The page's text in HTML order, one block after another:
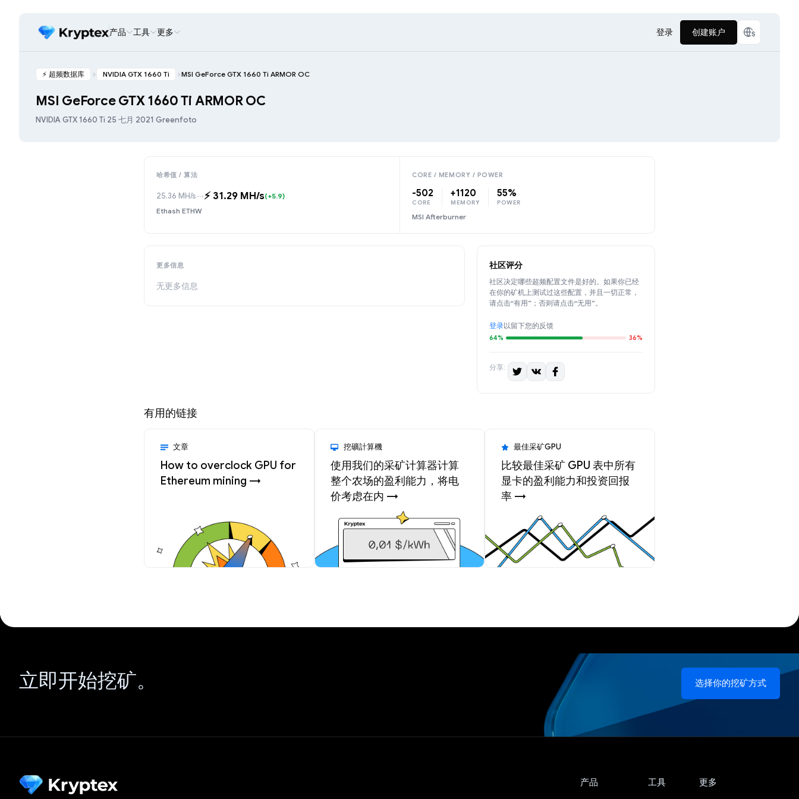
产品 工具 更多 登录 创建账户
⚡️ 超频数据库 NVIDIA GTX 1660 Ti MSI GeForce GTX 1660 Ti ARMOR OC
MSI GeForce GTX 1660 Ti ARMOR OC
NVIDIA GTX 1660 Ti·25 七月 2021·Greenfoto
哈希值 / 算法
25.36 MH/s→⚡️ 31.29 MH/s(+5.9)
Ethash ETHW
CORE / MEMORY / POWER
-502
CORE
+1120
MEMORY
55%
POWER
MSI Afterburner
更多信息
无更多信息
社区评分
社区决定哪些超频配置文件是好的。如果你已经
在你的矿机上测试过这些配置，并且一切正常，
请点击“有用”；否则请点击“无用”。
登录以留下您的反馈
64% 36%
分享:
有用的链接
文章
How to overclock GPU for
Ethereum mining →
挖礦計算機
使用我们的采矿计算器计算
整个农场的盈利能力，将电
价考虑在内 →
最佳采矿GPU
比较最佳采矿 GPU 表中所有
显卡的盈利能力和投资回报
率 →
立即开始挖矿。 选择你的挖矿方式
产品 工具 更多